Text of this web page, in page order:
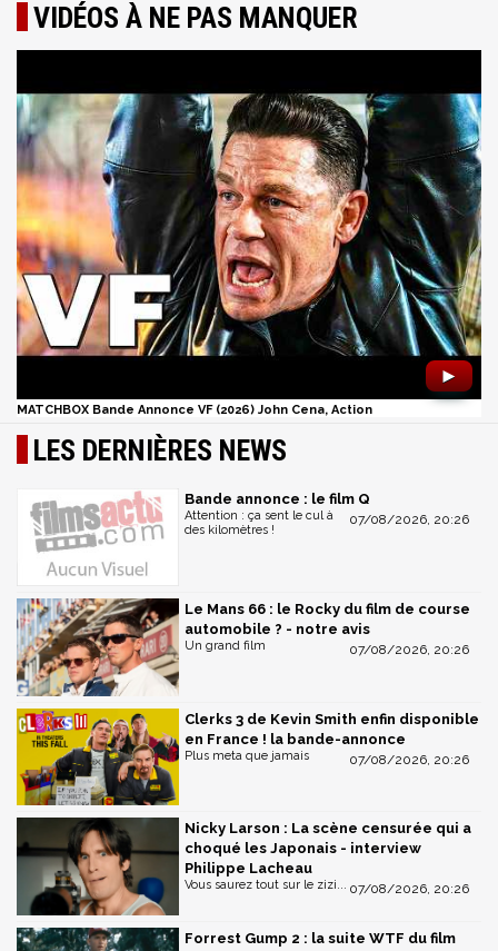
VIDÉOS À NE PAS MANQUER
►
MATCHBOX Bande Annonce VF (2026) John Cena, Action
LES DERNIÈRES NEWS
Bande annonce : le film Q
07/08/2026, 20:26
Attention : ça sent le cul à
des kilomètres !
Le Mans 66 : le Rocky du film de course
automobile ? - notre avis
07/08/2026, 20:26
Un grand film
Clerks 3 de Kevin Smith enfin disponible
en France ! la bande-annonce
07/08/2026, 20:26
Plus meta que jamais
Nicky Larson : La scène censurée qui a
choqué les Japonais - interview
Philippe Lacheau
07/08/2026, 20:26
Vous saurez tout sur le zizi...
Forrest Gump 2 : la suite WTF du film